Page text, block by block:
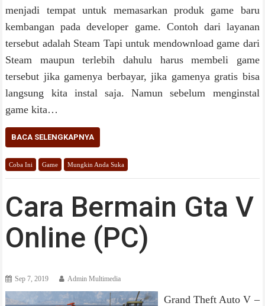
menjadi tempat untuk memasarkan produk game baru
kembangan pada developer game. Contoh dari layanan
tersebut adalah Steam Tapi untuk mendownload game dari
Steam maupun terlebih dahulu harus membeli game
tersebut jika gamenya berbayar, jika gamenya gratis bisa
langsung kita instal saja. Namun sebelum menginstal
game kita…
BACA SELENGKAPNYA
Coba Ini Game Mungkin Anda Suka
Cara Bermain Gta V
Online (PC)
Sep 7, 2019 Admin Multimedia
Grand Theft Auto V –